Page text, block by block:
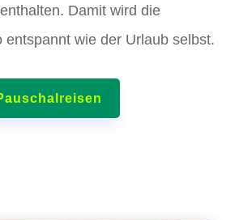
Damit wird die
entspannt wie der Urlaub selbst.